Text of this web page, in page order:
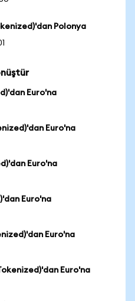
Polonya
Euro'na
Euro'na
Euro'na
Euro'na
Euro'na
Euro'na